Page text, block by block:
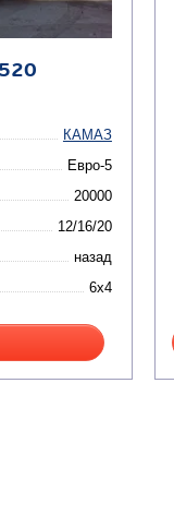
КАМАЗ
Евро-5
20000
12/16/20
назад
6x4